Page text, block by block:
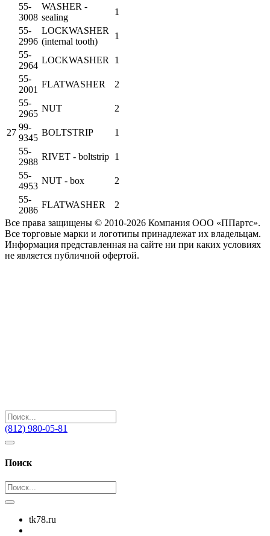
55-
3008
WASHER -
sealing
1
55-
2996
LOCKWASHER
(internal tooth)
1
55-
2964
LOCKWASHER
1
55-
2001
FLATWASHER
2
55-
2965
NUT 2
27
99-
9345
BOLTSTRIP
1
55-
2988
RIVET - boltstrip 1
55-
4953
NUT - box
2
55-
2086
FLATWASHER
2
Все права защищены © 2010-2026 Компания ООО «ППартс».
Все торговые марки и логотипы принадлежат их владельцам.
Информация представленная на сайте ни при каких условиях
не является публичной офертой.
(812) 980-05-81
Поиск
tk78.ru